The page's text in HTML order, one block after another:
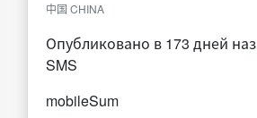
中国 CHINA
Опубликовано в 173 дней
SMS
mobileSum